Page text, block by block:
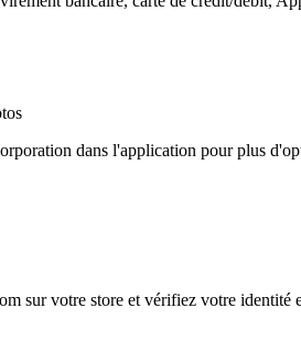
dans l'application pour plus
sur votre store et vérifiez votre identité